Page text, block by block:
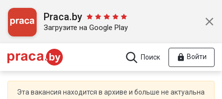
Praca.by
Загрузите на Google Play
Поиск Войти
Эта вакансия находится в архиве и больше не актуальна